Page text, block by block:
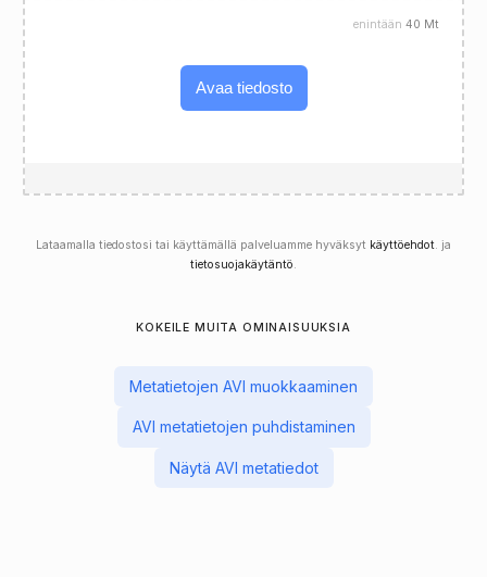
Avaa tiedosto
enintään 40 Mt
Lataamalla tiedostosi tai käyttämällä palveluamme hyväksyt käyttöehdot. ja
tietosuojakäytäntö.
KOKEILE MUITA OMINAISUUKSIA
Metatietojen AVI muokkaaminen
AVI metatietojen puhdistaminen
Näytä AVI metatiedot